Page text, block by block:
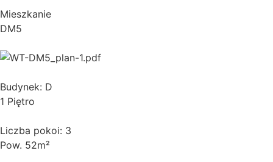
Mieszkanie
DM5
Budynek: D
1 Piętro
Liczba pokoi: 3
Pow. 52m²